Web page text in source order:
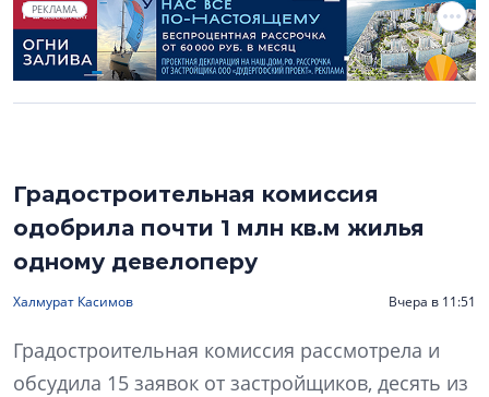
РЕКЛАМА
Градостроительная комиссия
одобрила почти 1 млн кв.м жилья
одному девелоперу
Халмурат Касимов Вчера в 11:51
Градостроительная комиссия рассмотрела и
обсудила 15 заявок от застройщиков, десять из